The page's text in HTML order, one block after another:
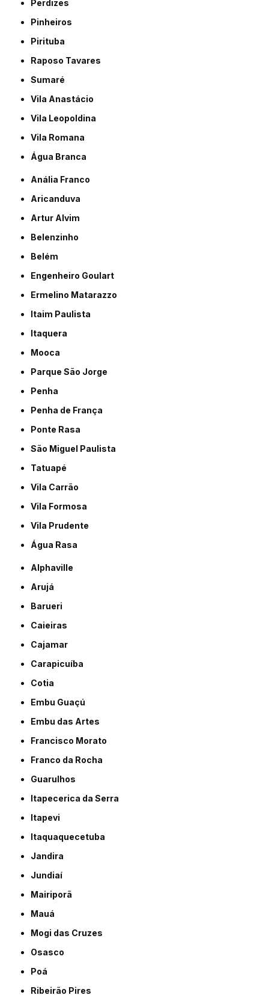
Perdizes
Pinheiros
Pirituba
Raposo Tavares
Sumaré
Vila Anastácio
Vila Leopoldina
Vila Romana
Água Branca
Anália Franco
Aricanduva
Artur Alvim
Belenzinho
Belém
Engenheiro Goulart
Ermelino Matarazzo
Itaim Paulista
Itaquera
Mooca
Parque São Jorge
Penha
Penha de França
Ponte Rasa
São Miguel Paulista
Tatuapé
Vila Carrão
Vila Formosa
Vila Prudente
Água Rasa
Alphaville
Arujá
Barueri
Caieiras
Cajamar
Carapicuíba
Cotia
Embu Guaçú
Embu das Artes
Francisco Morato
Franco da Rocha
Guarulhos
Itapecerica da Serra
Itapevi
Itaquaquecetuba
Jandira
Jundiaí
Mairiporã
Mauá
Mogi das Cruzes
Osasco
Poá
Ribeirão Pires